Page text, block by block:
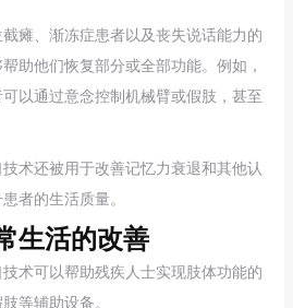
瘫、渐冻症患者以及丧失说话能力的
助他们恢复部分或全部功能。例如，
以通过意念控制机械臂或假肢，甚至
术还被用于改善记忆力衰退和其他认
者的生活质量。
生活的改善
术可以帮助残疾人士实现肢体功能的
等辅助设备。